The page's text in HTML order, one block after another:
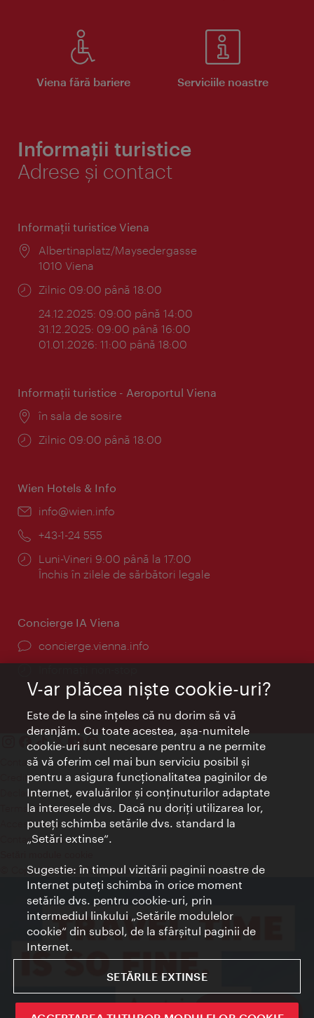
Sign up now
Viena fără bariere Serviciile noastre
Informații turistice
Adrese și contact
Informaţii turistice Viena
Locul:
Albertinaplatz/Maysedergasse
1010 Viena
Program:
Zilnic 09:00 până 18:00
24.12.2025: 09:00 până 14:00
31.12.2025: 09:00 până 16:00
01.01.2026: 11:00 până 18:00
Informaţii turistice - Aeroportul Viena
Locul:
în sala de sosire
Program:
Zilnic 09:00 până 18:00
Wien Hotels & Info
E-
info@wien.info
Telefon:
+43-1-24 555
Program:
Luni-Vineri 9:00 până la 17:00
Închis în zilele de sărbători legale
Concierge IA Viena
concierge.vienna.info
Contact
Credits
Declaraţie privind protecţia datelor
Terms of Use
Accesibilitate
Contact presa
© Copyright Wien Tourismus
V-ar plăcea nişte cookie-uri?
Este de la sine înţeles că nu dorim să vă
deranjăm. Cu toate acestea, aşa-numitele
cookie-uri sunt necesare pentru a ne permite
să vă oferim cel mai bun serviciu posibil şi
pentru a asigura funcţionalitatea paginilor de
Internet, evaluărilor şi conţinuturilor adaptate
la interesele dvs. Dacă nu doriţi utilizarea lor,
puteţi schimba setările dvs. standard la
„Setări extinse“.
Sugestie: în timpul vizitării paginii noastre de
Internet puteţi schimba în orice moment
setările dvs. pentru cookie-uri, prin
intermediul linkului „Setările modulelor
cookie“ din subsol, de la sfârşitul paginii de
Internet.
SETĂRILE EXTINSE